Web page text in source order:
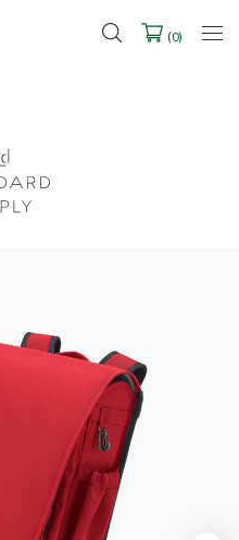
受注会スケジュール
(0)